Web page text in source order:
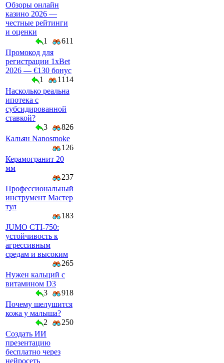
Обзоры онлайн
казино 2026 —
честные рейтинги
и оценки
1
611
Промокод для
регистрации 1xBet
2026 — €130 бонус
1
1114
Насколько реальна
ипотека с
субсидированной
ставкой?
3
826
Кальян Nanosmoke
126
Керамогранит 20
мм
237
Профессиональный
инструмент Мастер
тул
183
JUMO CTI-750:
устойчивость к
агрессивным
средам и высоким
265
Нужен кальций с
витамином D3
3
918
Почему шелушится
кожа у малыша?
2
250
Создать ИИ
презентацию
бесплатно через
нейросеть